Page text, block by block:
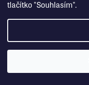
tlačítko "Souhlasím".